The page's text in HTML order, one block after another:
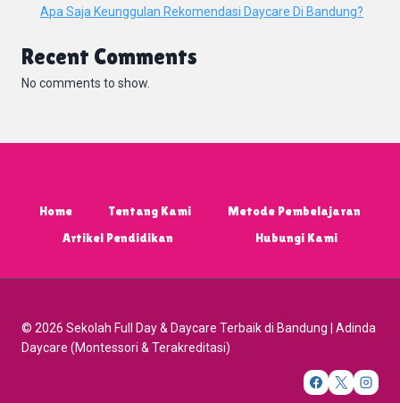
Apa Saja Keunggulan Rekomendasi Daycare Di Bandung?
Recent Comments
No comments to show.
Home Tentang Kami
Metode Pembelajaran
Artikel Pendidikan
Hubungi Kami
© 2026 Sekolah Full Day & Daycare Terbaik di Bandung | Adinda
Daycare (Montessori & Terakreditasi)